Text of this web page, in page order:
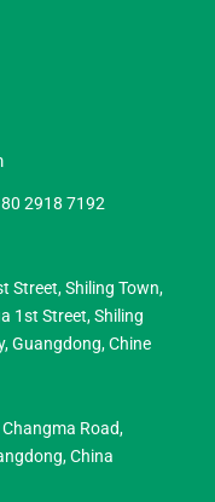
2918 7192
Street, Shiling Town,
1st Street, Shiling
Guangdong, Chine
Road,
China